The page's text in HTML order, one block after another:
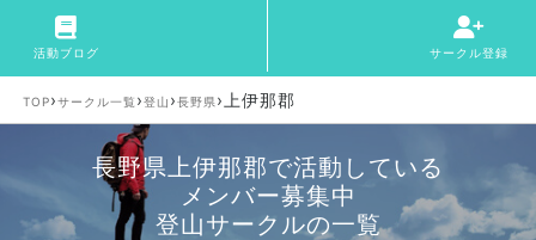
活動ブログ サークル登録
TOP›サークル一覧 ›登山 ›長野県› 上伊那郡
長野県上伊那郡で活動している
メンバー募集中
登山サークルの一覧